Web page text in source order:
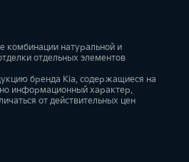
комбинации натуральной и
отдельных элементов
бренда Kia, содержащиеся на
информационный характер.
от действительных цен